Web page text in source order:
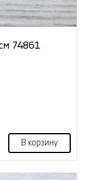
74861
В корзину